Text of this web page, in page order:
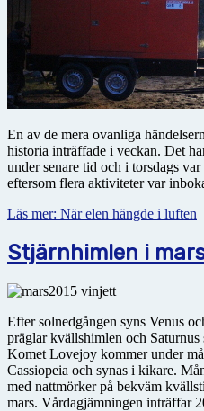
En av de mera ovanliga
historia inträffade i veckan. Det
under senare tid och i torsdags
eftersom flera aktiviteter var
Läs mer: När elen hängde i luften
Stjärnhimlen i
Efter solnedgången syns Venus
präglar kvällshimlen och Saturnus
Komet Lovejoy kommer under
Cassiopeia och synas i kikare.
med nattmörker på bekväm
mars. Vårdagjämningen inträffar